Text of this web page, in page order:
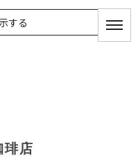
する
琲店